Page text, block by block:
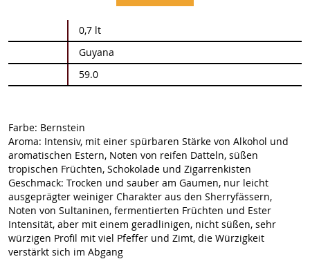
Informationen
0,7 lt
Guyana
59.0
Farbe: Bernstein
Aroma: Intensiv, mit einer spürbaren Stärke von Alkohol und
aromatischen Estern, Noten von reifen Datteln, süßen
tropischen Früchten, Schokolade und Zigarrenkisten
Geschmack: Trocken und sauber am Gaumen, nur leicht
ausgeprägter weiniger Charakter aus den Sherryfässern,
Noten von Sultaninen, fermentierten Früchten und Ester
Intensität, aber mit einem geradlinigen, nicht süßen, sehr
würzigen Profil mit viel Pfeffer und Zimt, die Würzigkeit
verstärkt sich im Abgang